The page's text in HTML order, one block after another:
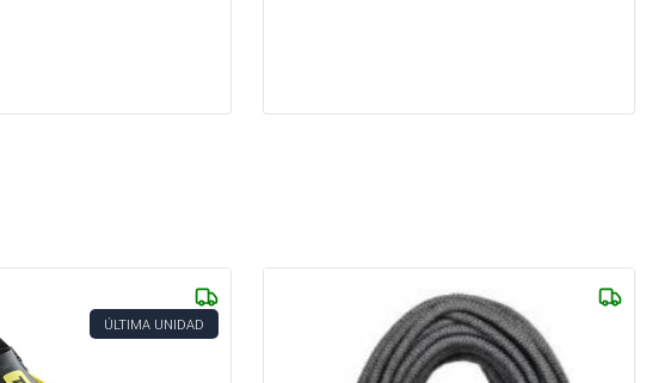
ÚLTIMA UNIDAD